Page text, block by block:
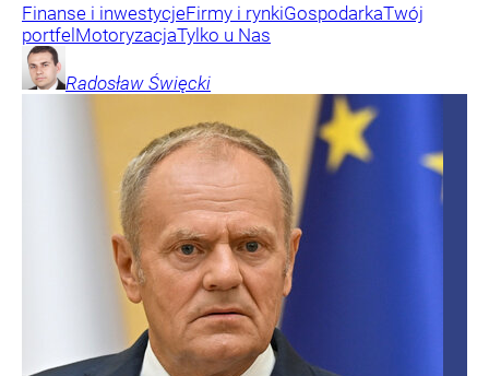
Finanse i inwestycjeFirmy i rynkiGospodarkaTwój
portfelMotoryzacjaTylko u Nas
Radosław Święcki